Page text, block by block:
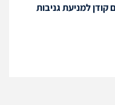
קודן למניעת גניבות